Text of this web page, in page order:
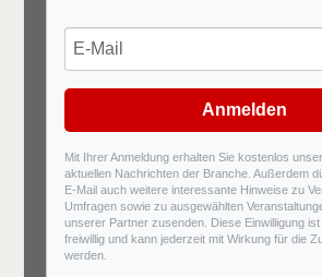
Anmelden
Mit Ihrer Anmeldung erhalten Sie kostenlos
aktuellen Nachrichten der Branche. Außerdem
E-Mail auch weitere interessante Hinweise zu
Umfragen sowie zu ausgewählten
unserer Partner zusenden. Diese Einwilligung
freiwillig und kann jederzeit mit Wirkung für die
werden.